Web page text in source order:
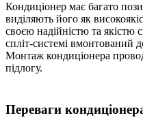
Кондиціонер має багато
виділяють його як
своєю надійністю та якістю
спліт-системі вмонтований
Монтаж кондиціонера
підлогу.
Переваги